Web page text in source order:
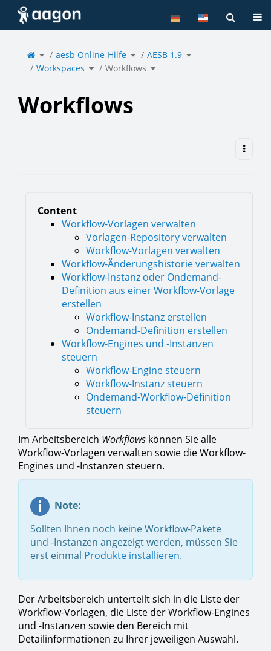
Home
Toggle
the
parent
tree
of
Workflows.
aesb Online-Hilfe Toggle
the
hierarchy
tree
under
aesb
Online-
Hilfe.
AESB 1.9 Toggle
the
hierarchy
tree
Workspaces Toggle
the
hierarchy
tree
Workflows Toggle
the
hierarchy
tree
Workflows
Content
Workflow-Vorlagen verwalten
Vorlagen-Repository verwalten
Workflow-Vorlagen verwalten
Workflow-Änderungshistorie verwalten
Workflow-Instanz oder Ondemand-
Definition aus einer Workflow-Vorlage
erstellen
Workflow-Instanz erstellen
Ondemand-Definition erstellen
Workflow-Engines und -Instanzen
steuern
Workflow-Engine steuern
Workflow-Instanz steuern
Ondemand-Workflow-Definition
steuern
Im Arbeitsbereich Workflows können Sie alle
Workflow-Vorlagen verwalten sowie die Workflow-
Engines und -Instanzen steuern.
Note:
Sollten Ihnen noch keine Workflow-Pakete
und -Instanzen angezeigt werden, müssen Sie
erst einmal Produkte installieren.
Der Arbeitsbereich unterteilt sich in die Liste der
Workflow-Vorlagen, die Liste der Workflow-Engines
und -Instanzen sowie den Bereich mit
Detailinformationen zu Ihrer jeweiligen Auswahl.